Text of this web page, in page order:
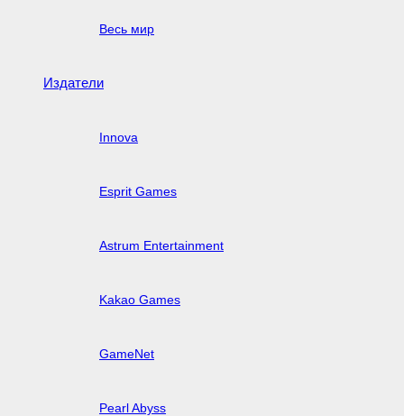
Весь мир
Издатели
Innova
Esprit Games
Astrum Entertainment
Kakao Games
GameNet
Pearl Abyss